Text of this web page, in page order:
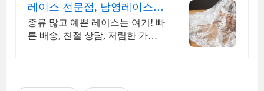
레이스 전문점, 남영레이스
매일 신상 레이스 업데이트!
종류 많고 예쁜 레이스는 여기! 빠
른 배송, 친절 상담, 저렴한 가격